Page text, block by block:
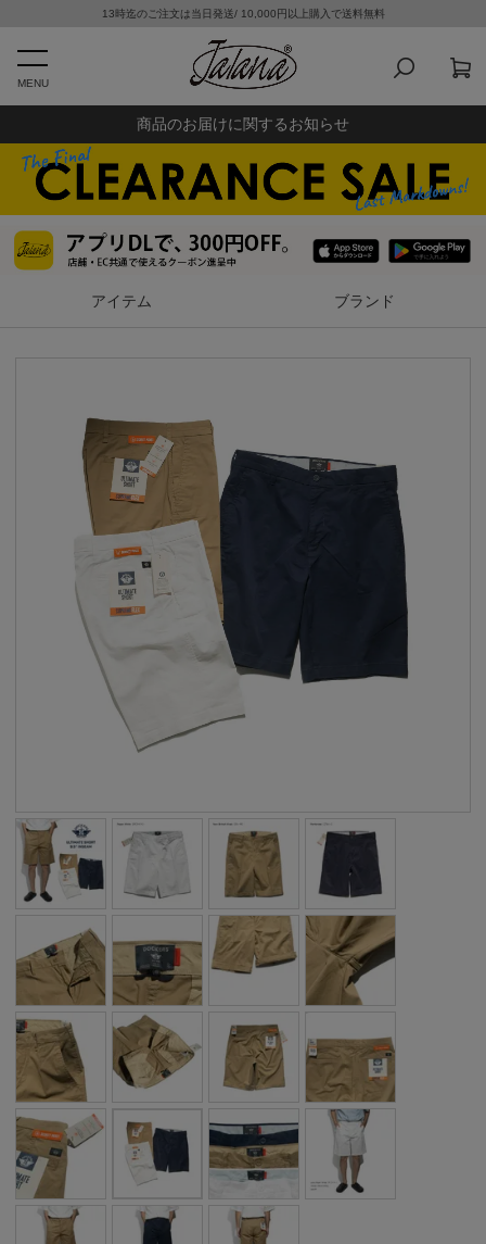
13時迄のご注文は当日発送/ 10,000円以上購入で送料無料
MENU
商品のお届けに関するお知らせ
アイテム ブランド